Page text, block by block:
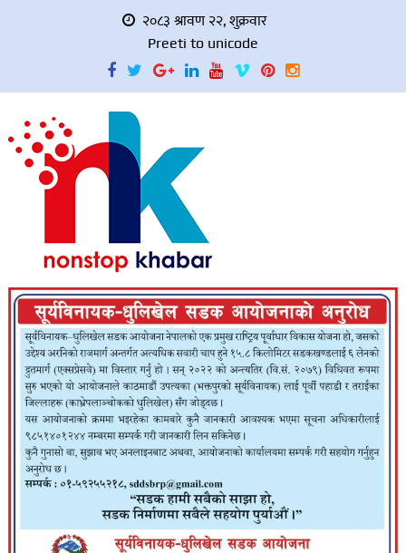
२०८३ श्रावण २२, शुक्रवार
Preeti to unicode